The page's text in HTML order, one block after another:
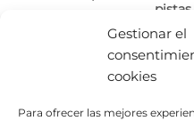
Gestionar el
cookies
Para ofrecer las mejores
pistas
DISEÑO Y
CARTA: En Urbe